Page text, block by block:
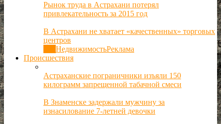
Рынок труда в Астрахани потерял
привлекательность за 2015 год
В Астрахани не хватает «качественных» торговых
центров
НедвижимостьРеклама
Происшествия
Астраханские пограничники изъяли 150
килограмм запрещенной табачной смеси
В Знаменске задержали мужчину за
изнасилование 7-летней девочки